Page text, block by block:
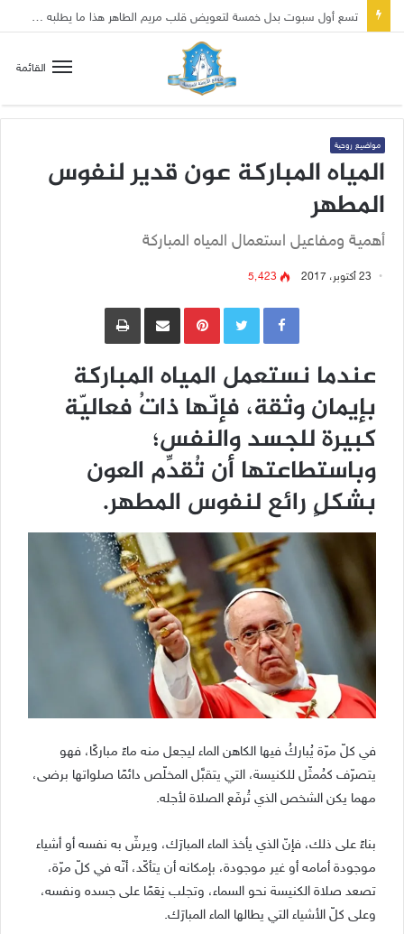
القائمة
مواضيع روحية
المياه المباركة عون قدير لنفوس
المطهر
أهمية ومفاعيل استعمال المياه المباركة
23 أكتوبر، 2017 5٬423
Pinterestمشاركة عبر البريد طباعة
عندما نستعمل المياه المباركة
بإيمان وثقة، فإنّها ذاتُ فعاليّة
كبيرة للجسد والنفس؛
وباستطاعتها أن تُقدِّم العون
بشكلٍ رائع لنفوس المطهر.
في كلّ مرّة يُباركُ فيها الكاهن الماء ليجعل منه ماءً مباركًا، فهو
يتصرّف كمُمثّل للكنيسة، التي يتقبَّل المخلّص دائمًا صلواتها برضى،
مهما يكن الشخص الذي تُرفَع الصلاة لأجله.
بناءً على ذلك، فإنّ الذي يأخذ الماء المبارَك، ويرشّ به نفسه أو أشياء
موجودة أمامه أو غير موجودة، بإمكانه أن يتأكّد، أنّه في كلّ مرّة،
تصعد صلاة الكنيسة نحو السماء، وتجلب نِعَمًا على جسده ونفسه،
وعلى كلّ الأشياء التي يطالها الماء المبارَك.